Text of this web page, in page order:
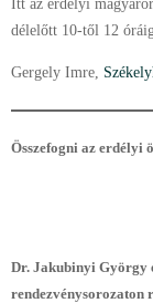
Itt az erdélyi
délelőtt 10-től 12
Gergely Imre,
Összefogni az erdélyi
Dr. Jakubinyi György
rendezvénysorozaton